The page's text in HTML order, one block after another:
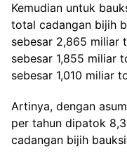
Kemudian untuk
total cadangan bijih
sebesar 2,865 miliar
sebesar 1,855 miliar
sebesar 1,010 miliar
Artinya, dengan
per tahun dipatok
cadangan bijih